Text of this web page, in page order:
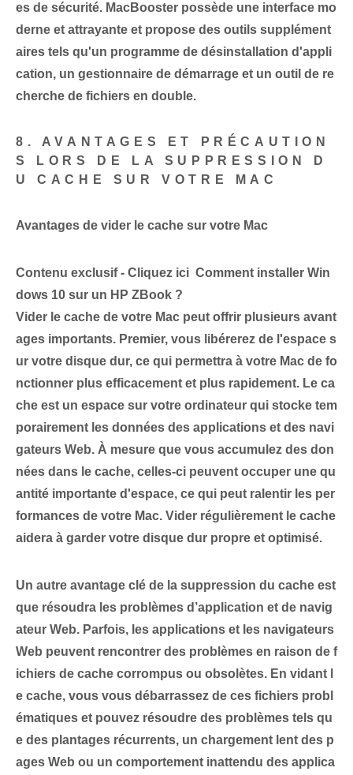
es de sécurité. ‌MacBooster possède une interface mo
derne et attrayante et propose des outils‌ supplément
aires tels qu'un ‍programme de désinstallation d'appli
cation⁢, un gestionnaire de démarrage et un outil de re
cherche de fichiers en double.
8. AVANTAGES ET PRÉCAUTION
S LORS DE LA SUPPRESSION D
U CACHE SUR VOTRE MAC
Avantages de vider le cache sur votre Mac
Contenu exclusif - Cliquez ici Comment installer Win
dows 10 sur un HP ZBook ?
Vider le cache de votre Mac peut offrir plusieurs avant
ages importants. Premier, vous libérerez de l'espace s
ur votre disque dur, ce qui permettra à votre Mac de fo
nctionner plus efficacement⁤ et plus rapidement. Le ca
che est un espace sur votre ordinateur qui stocke tem
porairement les données des applications et des navi
gateurs Web. À mesure que vous accumulez des don
nées dans le cache, celles-ci peuvent occuper une qu
antité importante d'espace, ce qui peut ralentir les per
formances de votre Mac. Vider régulièrement le cache
aidera à garder votre disque dur propre et optimisé.
Un autre avantage clé de la suppression du cache est
que résoudra les problèmes d’application et de navig
ateur Web.‍ Parfois, les applications et les navigateurs
Web ‌peuvent⁤ rencontrer des problèmes en raison de f
ichiers de cache⁤ corrompus ou obsolètes. En vidant l
e cache, vous‌ vous débarrassez de ces fichiers probl
ématiques et‌ pouvez résoudre⁢ des problèmes tels qu
e des plantages récurrents,⁤ un chargement lent des p
ages Web⁢ ou un comportement inattendu⁢ des applica